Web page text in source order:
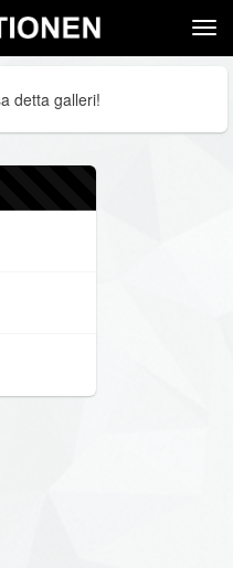
detta galleri!